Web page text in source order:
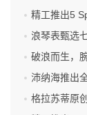
精工推出5
浪琴表甄选
破浪而生，
沛纳海推出全新
格拉苏蒂原创推